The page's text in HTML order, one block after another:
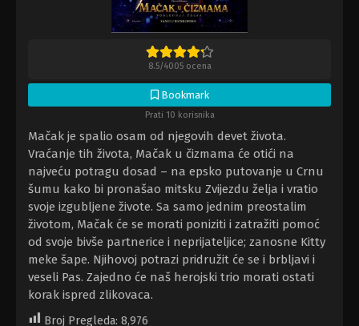
8.5/4005ocena
Bookmark
Prati 10 korisnika
Mačak je spalio osam od njegovih devet života.
Vraćanje tih života, Mačak u čizmama će otići na
najveću potragu dosad – na epsko putovanje u Crnu
šumu kako bi pronašao mitsku Zvijezdu želja i vratio
svoje izgubljene živote. Sa samo jednim preostalim
životom, Mačak će se morati poniziti i zatražiti pomoć
od svoje bivše partnerice i neprijateljice; zanosne Kitty
meke šape. Njihovoj potrazi pridružit će se i brbljavi i
veseli Pas. Zajedno će naš herojski trio morati ostati
korak ispred zlikovaca.
Broj Pregleda: 8,976